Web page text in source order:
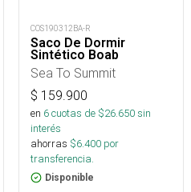
COS190312BA-R
Saco De Dormir
Sintético Boab
Sea To Summit
$ 159.900
en 6cuotas de $26.650sin
interés
ahorras $6.400 por
transferencia.
Disponible